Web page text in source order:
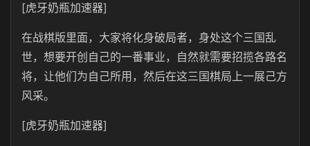
[虎牙奶瓶加速器]
在战棋版里面，大家将化身破局者，身处这个三国乱
世，想要开创自己的一番事业，自然就需要招揽各路名
将，让他们为自己所用，然后在这三国棋局上一展己方
风采。
[虎牙奶瓶加速器]